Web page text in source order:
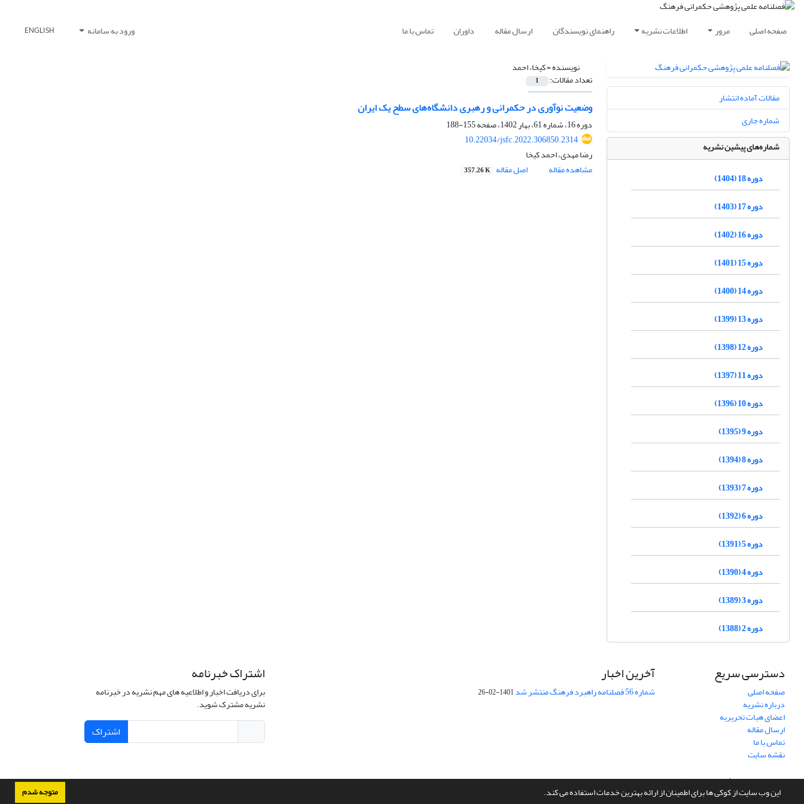
این وب سایت از کوکی ها برای اطمینان از ارائه بهترین خدمات استفاده می کند. متوجه شدم
صفحه اصلی مرور اطلاعات نشریه راهنمای نویسندگان ارسال مقاله داوران تماس با ما ورود به سامانه ENGLISH
نویسنده =کیخا، احمد
تعداد مقالات: 1
وضعیت نوآوری در حکمرانی و رهبری دانشگاه‌های‌ سطح یک ایران
دوره 16، شماره 61، بهار 1402، صفحه
155-188
10.22034/jsfc.2022.306850.2314
رضا مهدی، احمد کیخا
مشاهده مقاله
اصل مقاله 357.26 K
مقالات آماده انتشار
شماره جاری
شماره‌های پیشین نشریه
دوره 18 (1404)
دوره 17 (1403)
دوره 16 (1402)
دوره 15 (1401)
دوره 14 (1400)
دوره 13 (1399)
دوره 12 (1398)
دوره 11 (1397)
دوره 10 (1396)
دوره 9 (1395)
دوره 8 (1394)
دوره 7 (1393)
دوره 6 (1392)
دوره 5 (1391)
دوره 4 (1390)
دوره 3 (1389)
دوره 2 (1388)
دسترسی سریع
صفحه اصلی
درباره نشریه
اعضای هیات تحریریه
ارسال مقاله
تماس با ما
نقشه سایت
آخرین اخبار
شماره 56 فصلنامه راهبرد فرهنگ منتشر شد 1401-02-26
اشتراک خبرنامه
برای دریافت اخبار و اطلاعیه های مهم نشریه در خبرنامه
نشریه مشترک شوید.
اشتراک
سامانه مدیریت نشریات علمی.طراحی و پیاده سازی ازسیناوب